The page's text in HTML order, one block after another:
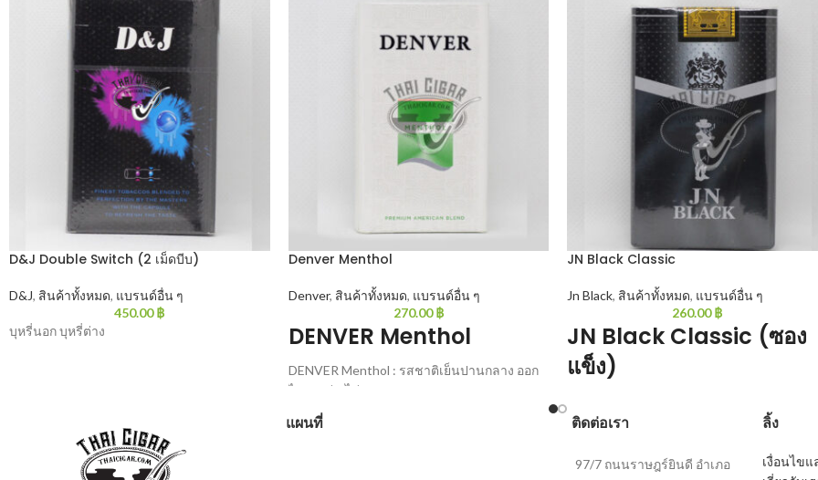
D&J Double Switch (2 เม็ดบีบ)
D&J, สินค้าทั้งหมด, แบรนด์อื่น ๆ
450.00฿
บุหรี่นอก บุหรี่ต่าง
Denver Menthol
Denver, สินค้าทั้งหมด, แบรนด์อื่น ๆ
270.00฿
DENVER Menthol
DENVER Menthol : รสชาติเย็นปานกลาง ออก
ไปทางนุ่ม ไม่แทงคอ 20 มวน/ซอง
JN Black Classic
Jn Black, สินค้าทั้งหมด, แบรนด์อื่น ๆ
260.00฿
JN Black Classic (ซอง
แข็ง)
แรงออกเข้ม เทียบเท่ากับกรองทิพย์ในไทย แต่
แผนที่ ติดต่อเรา
97/7 ถนนราษฎร์ยินดี อำเภอ
ลิ้ง
เงื่อนไข